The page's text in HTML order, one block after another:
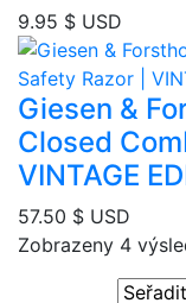
9.95 $ USD
Giesen &
Closed
VINTAGE
57.50 $ USD
Zobrazeny 4